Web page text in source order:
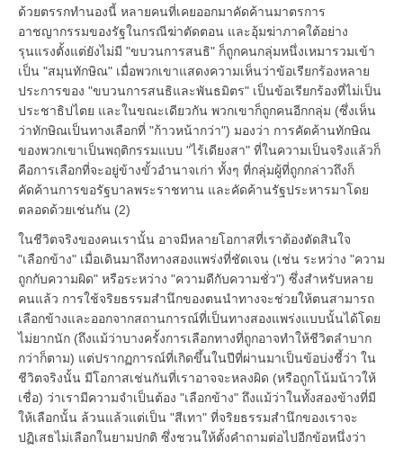
ด้วยตรรกทำนองนี้ หลายคนที่เคยออกมาคัดค้านมาตรการ
อาชญากรรมของรัฐในกรณีฆ่าตัดตอน และอุ้มฆ่าภาคใต้อย่าง
รุนแรงตั้งแต่ยังไม่มี "ขบวนการสนธิ" ก็ถูกคนกลุ่มหนึ่งเหมารวมเข้า
เป็น "สมุนทักษิณ" เมื่อพวกเขาแสดงความเห็นว่าข้อเรียกร้องหลาย
ประการของ "ขบวนการสนธิและพันธมิตร" เป็นข้อเรียกร้องที่ไม่เป็น
ประชาธิปไตย และในขณะเดียวกัน พวกเขาก็ถูกคนอีกกลุ่ม (ซึ่งเห็น
ว่าทักษิณเป็นทางเลือกที่ "ก้าวหน้ากว่า") มองว่า การคัดค้านทักษิณ
ของพวกเขาเป็นพฤติกรรมแบบ "ไร้เดียงสา" ที่ในความเป็นจริงแล้วก็
คือการเลือกที่จะอยู่ข้างขั้วอำนาจเก่า ทั้งๆ ที่กลุ่มผู้ที่ถูกกล่าวถึงก็
คัดค้านการขอรัฐบาลพระราชทาน และคัดค้านรัฐประหารมาโดย
ตลอดด้วยเช่นกัน (2)
ในชีวิตจริงของคนเรานั้น อาจมีหลายโอกาสที่เราต้องตัดสินใจ
"เลือกข้าง" เมื่อเดินมาถึงทางสองแพร่งที่ชัดเจน (เช่น ระหว่าง "ความ
ถูกกับความผิด" หรือระหว่าง "ความดีกับความชั่ว") ซึ่งสำหรับหลาย
คนแล้ว การใช้จริยธรรมสำนึกของตนนำทางจะช่วยให้ตนสามารถ
เลือกข้างและออกจากสถานการณ์ที่เป็นทางสองแพร่งแบบนั้นได้โดย
ไม่ยากนัก (ถึงแม้ว่าบางครั้งการเลือกทางที่ถูกอาจทำให้ชีวิตลำบาก
กว่าก็ตาม) แต่ปรากฏการณ์ที่เกิดขึ้นในปีที่ผ่านมาเป็นข้อบ่งชี้ว่า ใน
ชีวิตจริงนั้น มีโอกาสเช่นกันที่เราอาจจะหลงผิด (หรือถูกโน้มน้าวให้
เชื่อ) ว่าเรามีความจำเป็นต้อง "เลือกข้าง" ถึงแม้ว่าในทั้งสองข้างที่มี
ให้เลือกนั้น ล้วนแล้วแต่เป็น "สีเทา" ที่จริยธรรมสำนึกของเราจะ
ปฏิเสธไม่เลือกในยามปกติ ซึ่งชวนให้ตั้งคำถามต่อไปอีกข้อหนึ่งว่า